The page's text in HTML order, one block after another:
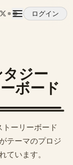
ログイン
ジー
ボード
ーリーボード
テーマのプロジ
ています。